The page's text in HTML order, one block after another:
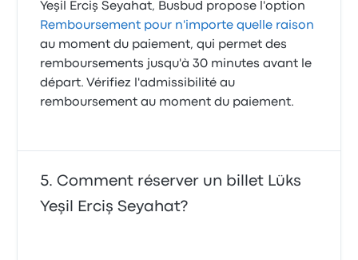
Yeşil Erciş Seyahat, Busbud propose l'option
Remboursement pour n'importe quelle raison
au moment du paiement, qui permet des
remboursements jusqu'à 30 minutes avant le
départ. Vérifiez l'admissibilité au
remboursement au moment du paiement.
Comment réserver un billet Lüks
Yeşil Erciş Seyahat?